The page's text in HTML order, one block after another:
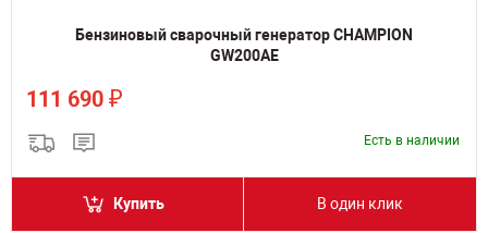
Бензиновый сварочный генератор CHAMPION
GW200AE
111 690 ₽
Есть в наличии
Купить В один клик